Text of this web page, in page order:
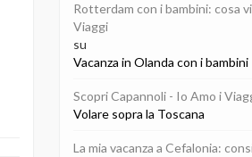
Rotterdam con i bambini: cosa
Viaggi
su
Vacanza in Olanda con i bambini
Scopri Capannoli - Io Amo i
Volare sopra la Toscana
La mia vacanza a Cefalonia: